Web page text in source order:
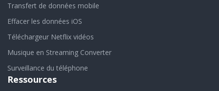
Transfert de données mobile
Effacer les données iOS
Téléchargeur Netflix vidéos
Musique en Streaming Converter
Surveillance du téléphone
Ressources